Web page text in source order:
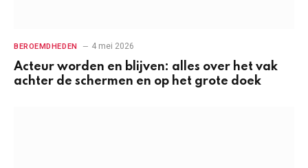
BEROEMDHEDEN 4 mei 2026
Acteur worden en blijven: alles over het vak
achter de schermen en op het grote doek